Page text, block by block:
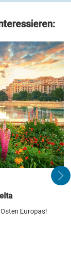
Europas!